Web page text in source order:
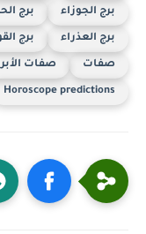
برج الجوزاء برج
برج العذراء برج
صفات صفات
Horoscope predictions